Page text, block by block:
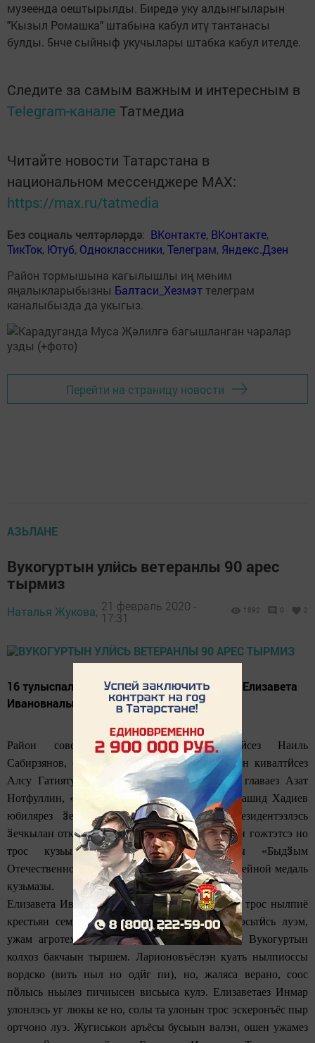
музеенда оештырылды. Биредә уку алдынгыларын
"Кызыл Ромашка" штабына кабул итү тантанасы
булды. 5нче сыйныф укучылары штабка кабул ителде.
Следите за самым важным и интересным в
Telegram-канале Татмедиа
Читайте новости Татарстана в
национальном мессенджере MАХ:
https://max.ru/tatmedia
Без социаль челтәрләрдә: ВКонтакте, ВКонтакте,
ТикТок, Ютуб, Одноклассники,Телеграм, Яндекс.Дзен
Район тормышына кагылышлы иң мөһим
яңалыкларыбызны Балтаси_Хезмэт телеграм
каналыбызда да укыгыз.
Перейти на страницу новости
АЗЬЛАНЕ
Вукогуртын улӥсь ветеранлы 90 арес
тырмиз
Наталья Жукова, 21 февраль 2020 -
17:31
1892 0 2
16 тулыспалэ Вукогуртын улӥсь Ларионова Елизавета
Ивановналы 90 арес тырмиз.
Район советлэн председателезлэн воштӥсез Наиль
Сабирзянов, социальной дурбасьтонъя отделлэн кивалтӥсез
Алсу Гатиятуллина, Ципья гурт поселенилэн главаез Азат
Нотфуллин, «Труд» обществолэн кивалтӥсез Рашид Хадиев
юбилярез ӟечкыланы лыктӥзы. РФ-лэн Президентэзлэсь
ӟечкылан открытказэ, район главалэсь Таукарон гожтэтсэ но
трос кузьымъёс сётэм сяна, юбилярлы «Быдӟым
Отечественной ожын вормонлы — 75 ар» юбилейной медаль
кузьмазы.
Елизавета Ивановна 1930-т
арын Вукогуртын трос нылпиё
крестьян семьяын вордске. Атаез гынсапег лэсьтӥсь луэм,
ужам агротехник луыса, анаез гумырызӵоже Вукогуртын
колхоз бакчаын тыршем. Ларионовъёслэн куать нылпиоссы
вордско (вить ныл но одӥг пи), но, жаляса верано, соос
пӧлысь ньылез пичиысен висьыса кулэ. Елизаветаез Инмар
улонлэсь уг люкы ке но, солы та улонын трос эскеронъёс пыр
ортчоно луэ. Жугиськон аръёсы бусыын валэн, ошен ужамез